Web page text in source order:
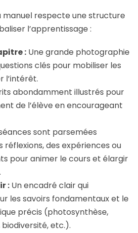
manuel respecte une structure
l’apprentissage :
: Une grande photographie
clés pour mobiliser les
l’intérêt.
abondamment illustrés pour
de l’élève en encourageant
sont parsemées
réflexions, des expériences ou
pour animer le cours et élargir
: Un encadré clair qui
les savoirs fondamentaux et le
précis (photosynthèse,
etc.).